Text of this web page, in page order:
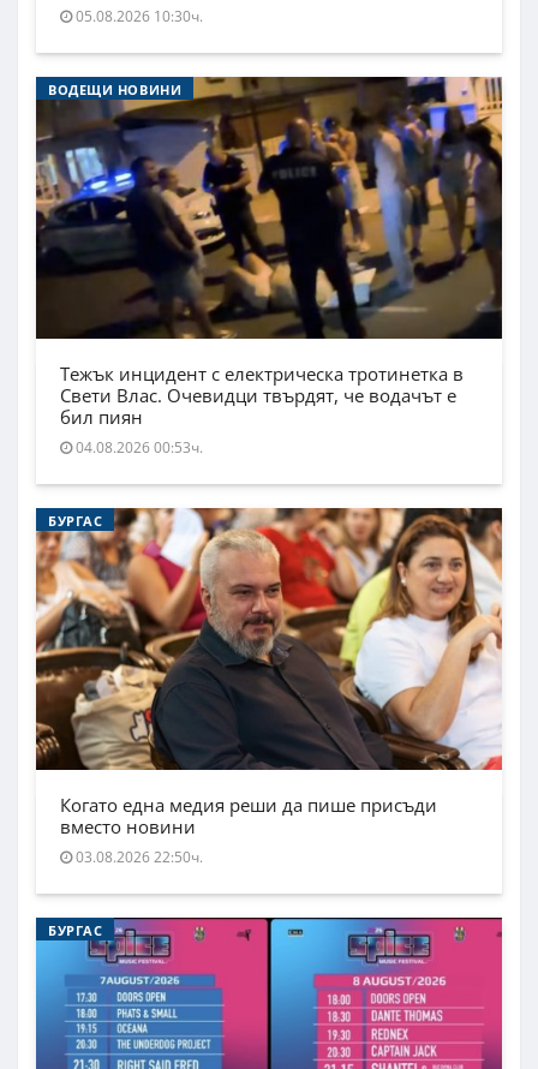
05.08.2026 10:30ч.
ВОДЕЩИ НОВИНИ
Тежък инцидент с електрическа тротинетка в
Свети Влас. Очевидци твърдят, че водачът е
бил пиян
04.08.2026 00:53ч.
БУРГАС
Когато една медия реши да пише присъди
вместо новини
03.08.2026 22:50ч.
БУРГАС